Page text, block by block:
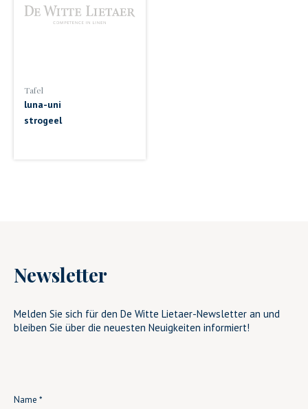
Tafel
luna-uni
strogeel
Newsletter
Melden Sie sich für den De Witte Lietaer-Newsletter an und
bleiben Sie über die neuesten Neuigkeiten informiert!